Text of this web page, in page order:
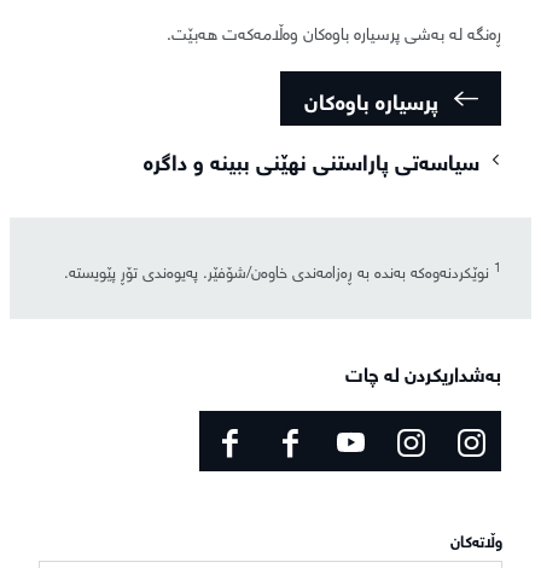
ڕەنگە لە بەشی پرسیارە باوەکان وەڵامەکەت هەبێت.
پرسیارە باوەکان
سیاسەتی پاراستنی نهێنی ببینە و داگرە
1 نوێکردنەوەکە بەندە بە ڕەزامەندی خاوەن/شۆفێر. پەیوەندی تۆڕ پێویستە.
بەشداریکردن لە چات
وڵاتەکان